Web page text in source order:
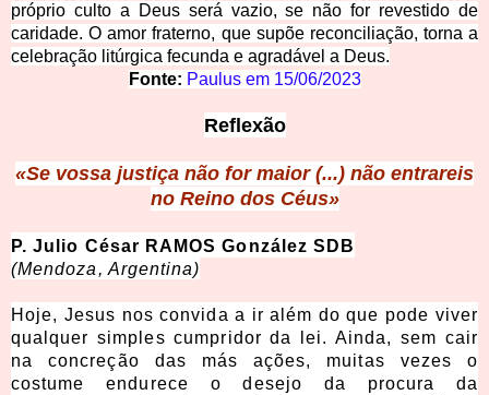
próprio culto a Deus será vazio, se não for revestido de
caridade. O amor fraterno, que supõe reconciliação, torna a
celebração litúrgica fecunda e agradável a Deus.
Fonte: Paulus em 15/06/2023
Reflexão
«Se vossa justiça não for maior (...) não entrareis
no Reino dos Céus»
P. Julio César RAMOS González SDB
(Mendoza, Argentina)
Hoje, Jesus nos convida a ir além do que pode viver
qualquer simples cumpridor da lei. Ainda, sem cair
na concreção das más ações, muitas vezes o
costume endurece o desejo da procura da